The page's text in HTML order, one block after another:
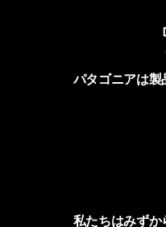
パタゴニアは製
私たちはみず